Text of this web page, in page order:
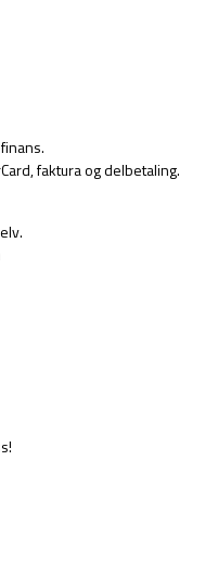
faktura og delbetaling.